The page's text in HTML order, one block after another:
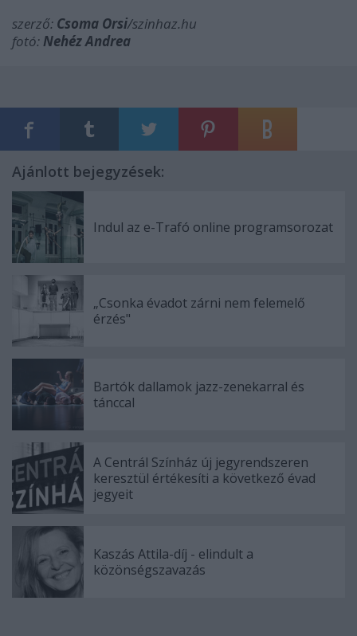
szerző: Csoma Orsi/szinhaz.hu
fotó:Nehéz Andrea
Ajánlott bejegyzések:
Indul az e-Trafó online programsorozat
„Csonka évadot zárni nem felemelő
érzés"
Bartók dallamok jazz-zenekarral és
tánccal
A Centrál Színház új jegyrendszeren
keresztül értékesíti a következő évad
jegyeit
Kaszás Attila-díj - elindult a
közönségszavazás